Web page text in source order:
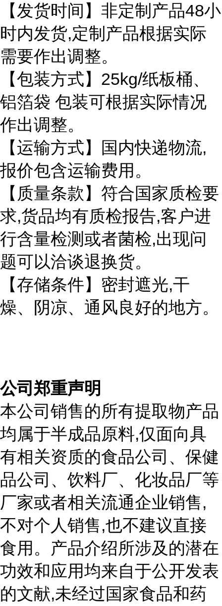
【发货时间】非定制产品48小
时内发货,定制产品根据实际
需要作出调整。
【包装方式】 25kg/纸板桶、
铝箔袋 包装可根据实际情况
作出调整。
【运输方式】国内快递物流,
报价包含运输费用。
【质量条款】符合国家质检要
求,货品均有质检报告,客户进
行含量检测或者菌检,出现问
题可以洽谈退换货。
【存储条件】密封遮光,干
燥、阴凉、通风良好的地方。
公司郑重声明
本公司销售的所有提取物产品
均属于半成品原料,仅面向具
有相关资质的食品公司、保健
品公司、饮料厂、化妆品厂等
厂家或者相关流通企业销售,
不对个人销售,也不建议直接
食用。产品介绍所涉及的潜在
功效和应用均来自于公开发表
的文献,未经过国家食品和药